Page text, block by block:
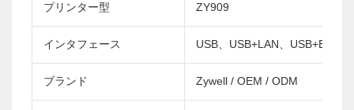
プリンター型 ZY909
インタフェース USB、USB+LAN、
ブランド Zywell / OEM / ODM